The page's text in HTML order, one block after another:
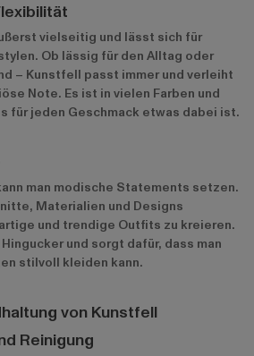
vielseitig und lässt sich für
Ob lässig für den Alltag oder
– Kunstfell passt immer und verleiht
Note. Es ist in vielen Farben und
für jeden Geschmack etwas dabei ist.
man modische Statements setzen.
Materialien und Designs
und trendige Outfits zu kreieren.
und sorgt dafür, dass man
stilvoll kleiden kann.
von Kunstfell
Reinigung